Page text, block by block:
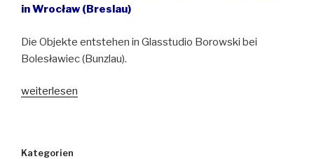
in Wrocław (Breslau)
Die Objekte entstehen in Glasstudio Borowski bei
Bolesławiec (Bunzlau).
„Ungewöhnliche
weiterlesen
Kategorien